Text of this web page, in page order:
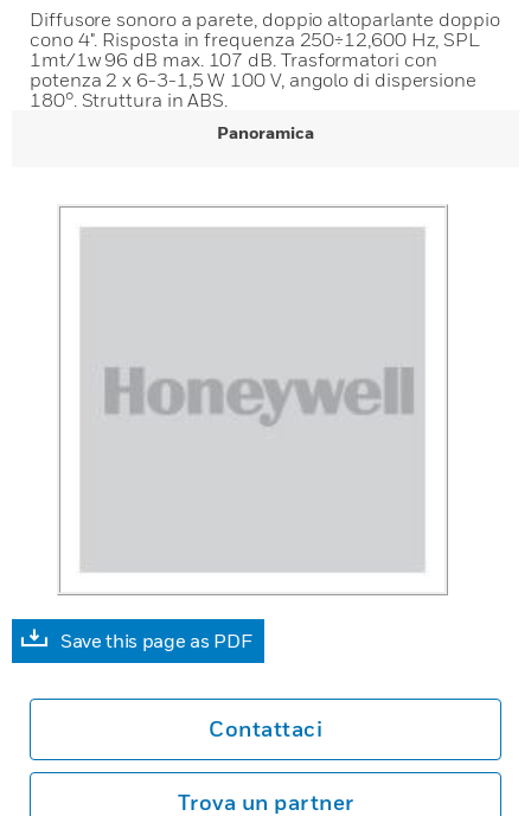
Diffusore sonoro a parete, doppio altoparlante doppio
cono 4". Risposta in frequenza 250÷12,600 Hz, SPL
1mt/1w 96 dB max. 107 dB. Trasformatori con
potenza 2 x 6-3-1,5 W 100 V, angolo di dispersione
180°. Struttura in ABS.
Panoramica
Save this page as PDF
Contattaci
Trova un partner